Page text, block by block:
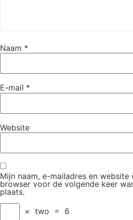
Naam *
E-mail *
Website
Mijn naam, e-mailadres en website
browser voor de volgende keer
plaats.
× two = 6